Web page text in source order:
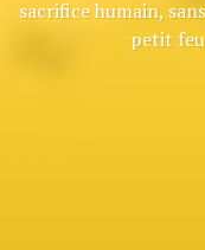
sacrifice humain,
petit